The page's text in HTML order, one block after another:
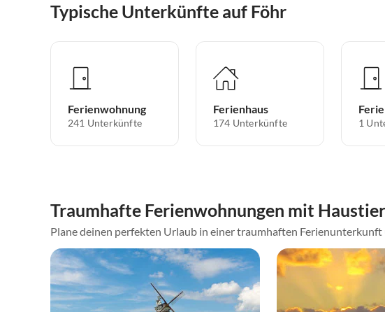
Typische Unterkünfte auf Föhr
Ferienwohnung
241 Unterkünfte
Ferienhaus
174 Unterkünfte 1
Traumhafte Ferienwohnungen mit
Plane deinen perfekten Urlaub in einer traumhaften Ferienunterkunft